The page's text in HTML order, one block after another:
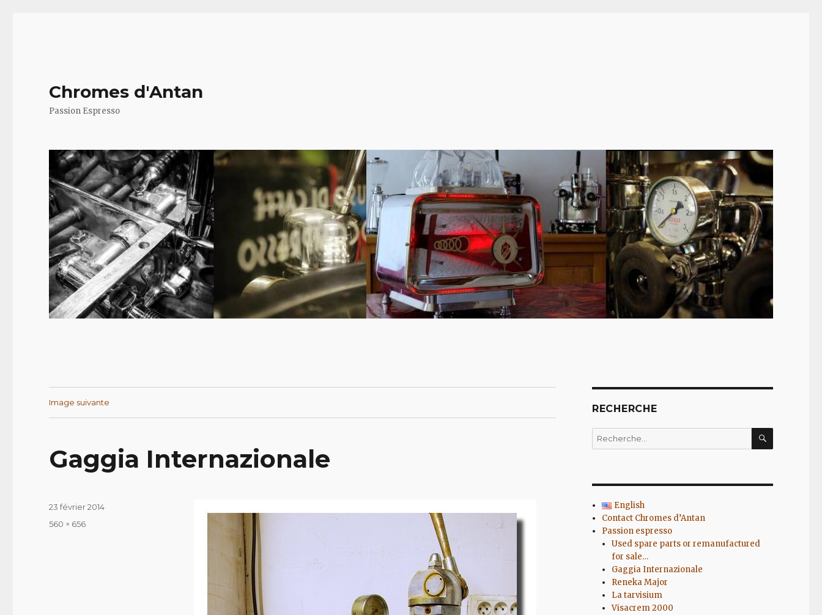
Chromes d'Antan
Passion Espresso
Image suivante
Gaggia Internazionale
Publié
23 février 2014
Taille
560 × 656
RECHERCHE
Recherche
pour
English
Contact Chromes d’Antan
Passion espresso
Used spare parts or remanufactured
for sale…
Gaggia Internazionale
Reneka Major
La tarvisium
Visacrem 2000